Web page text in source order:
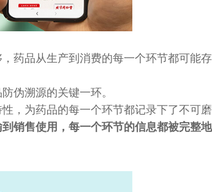
药品从生产到消费的每一个环节都可能
伪溯源的关键一环。
，为药品的每一个环节都记录下了不可
销售使用，每一个环节的信息都被完整